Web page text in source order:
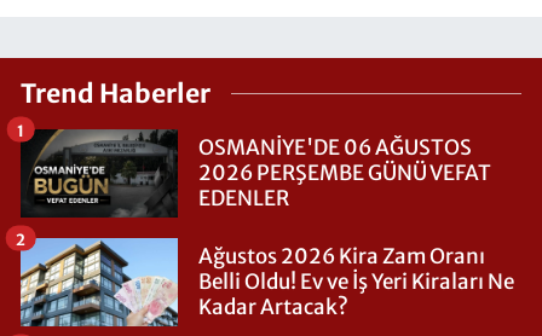
Trend Haberler
OSMANİYE'DE 06 AĞUSTOS
2026 PERŞEMBE GÜNÜ VEFAT
EDENLER
1
Ağustos 2026 Kira Zam Oranı
Belli Oldu! Ev ve İş Yeri Kiraları Ne
Kadar Artacak?
2